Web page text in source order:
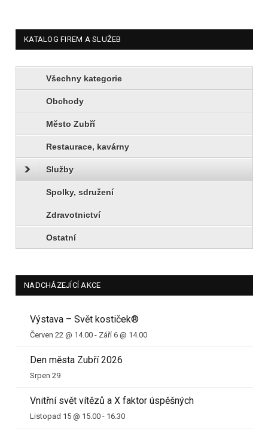
KATALOG FIREM A SLUŽEB
Všechny kategorie
Obchody
Město Zubří
Restaurace, kavárny
Služby
Spolky, sdružení
Zdravotnictví
Ostatní
NADCHÁZEJÍCÍ AKCE
Výstava – Svět kostiček®
Červen 22 @ 14.00 - Září 6 @ 14.00
Den města Zubří 2026
Srpen 29
Vnitřní svět vítězů a X faktor úspěšných
Listopad 15 @ 15.00 - 16.30